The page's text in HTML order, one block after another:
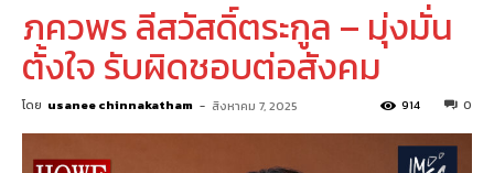
ภควพร ลีสวัสดิ์ตระกูล – มุ่งมั่น
ตั้งใจ รับผิดชอบต่อสังคม
โดย usanee chinnakatham - สิงหาคม 7, 2025 0
914